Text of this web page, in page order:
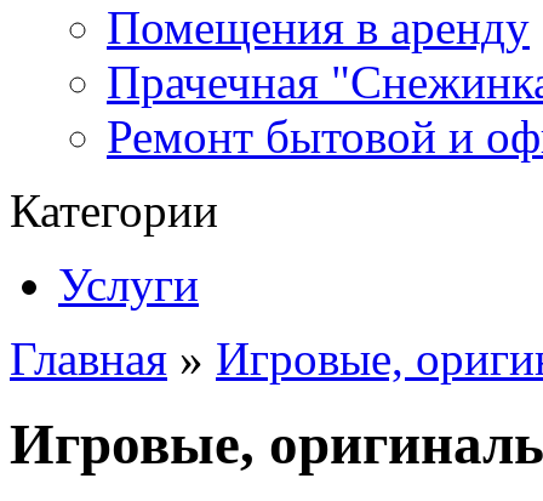
Помещения в аренду
Прачечная
Ремонт бытовой и
Категории
Услуги
Главная » Игровые,
Игровые,